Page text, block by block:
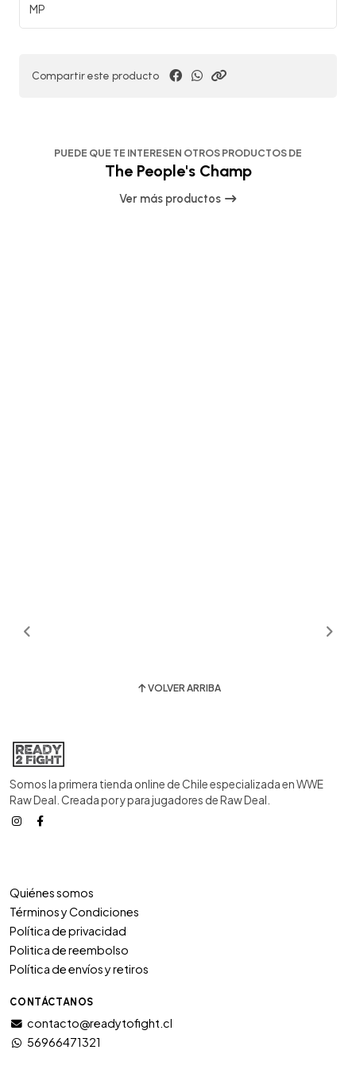
MP
Compartir este producto
PUEDE QUE TE INTERESEN OTROS PRODUCTOS DE
The People's Champ
Ver más productos
VOLVER ARRIBA
Somos la primera tienda online de Chile especializada en WWE
Raw Deal. Creada por y para jugadores de Raw Deal.
Quiénes somos
Términos y Condiciones
Política de privacidad
Politica de reembolso
Política de envíos y retiros
CONTÁCTANOS
contacto@readytofight.cl
56966471321